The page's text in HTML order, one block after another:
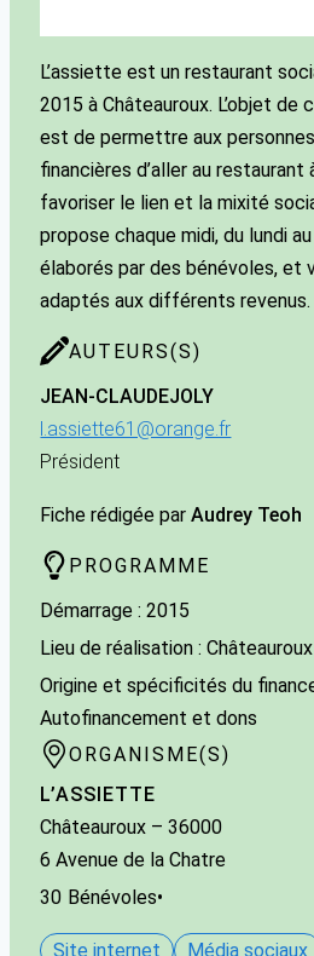
L’assiette est un restaurant
2015 à Châteauroux. L’objet de
est de permettre aux
financières d’aller au
favoriser le lien et la mixité
propose chaque midi, du lundi
élaborés par des bénévoles, et
adaptés aux différents revenus.
AUTEURS(S)
JEAN-CLAUDEJOLY
l.assiette61@orange.fr
Président
Fiche rédigée par Audrey Teoh
PROGRAMME
Démarrage : 2015
Lieu de réalisation : Châteauroux
Origine et spécificités du
Autofinancement et dons
ORGANISME(S)
L’ASSIETTE
Châteauroux – 36000
6 Avenue de la Chatre
30 Bénévoles•
Site internet Média sociaux